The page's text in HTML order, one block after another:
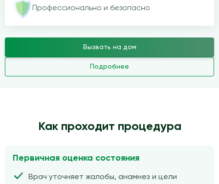
Профессионально и безопасно
Вызвать на дом
Подробнее
Как проходит процедура
Первичная оценка состояния
Врач уточняет жалобы, анамнез и цели